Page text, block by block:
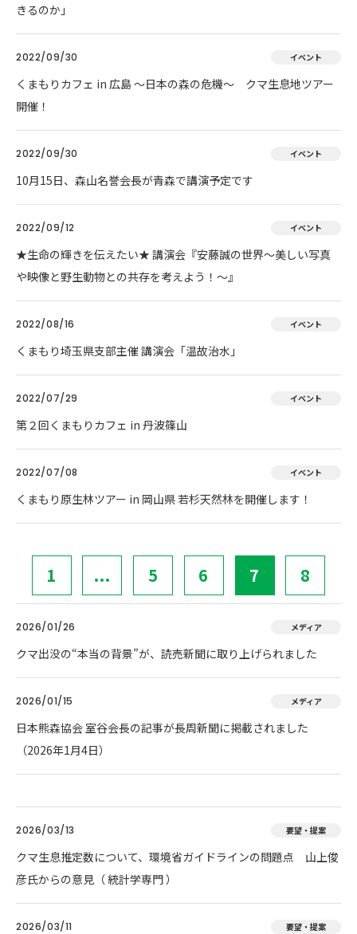
きるのか」
2022/09/30 イベント
くまもりカフェ in 広島 ～日本の森の危機～ クマ生息地ツアー
開催！
2022/09/30 イベント
10月15日、森山名誉会長が青森で講演予定です
2022/09/12 イベント
★生命の輝きを伝えたい★ 講演会『安藤誠の世界～美しい写真
や映像と野生動物との共存を考えよう！～』
2022/08/16 イベント
くまもり埼玉県支部主催 講演会「温故治水」
2022/07/29 イベント
第２回くまもりカフェ in 丹波篠山
2022/07/08 イベント
くまもり原生林ツアー in 岡山県 若杉天然林を開催します！
1 ... 5 6 7 8
2026/01/26 メディア
クマ出没の“本当の背景”が、読売新聞に取り上げられました
2026/01/15 メディア
日本熊森協会 室谷会長の記事が長周新聞に掲載されました
（2026年1月4日）
2026/03/13 要望・提案
クマ生息推定数について、環境省ガイドラインの問題点 山上俊
彦氏からの意見（ 統計学専門 ）
2026/03/11 要望・提案